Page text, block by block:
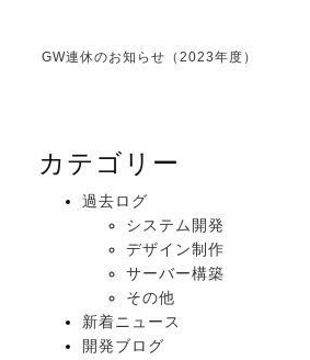
GW連休のお知らせ（2023年度）
カテゴリー
過去ログ
システム開発
デザイン制作
サーバー構築
その他
新着ニュース
開発ブログ